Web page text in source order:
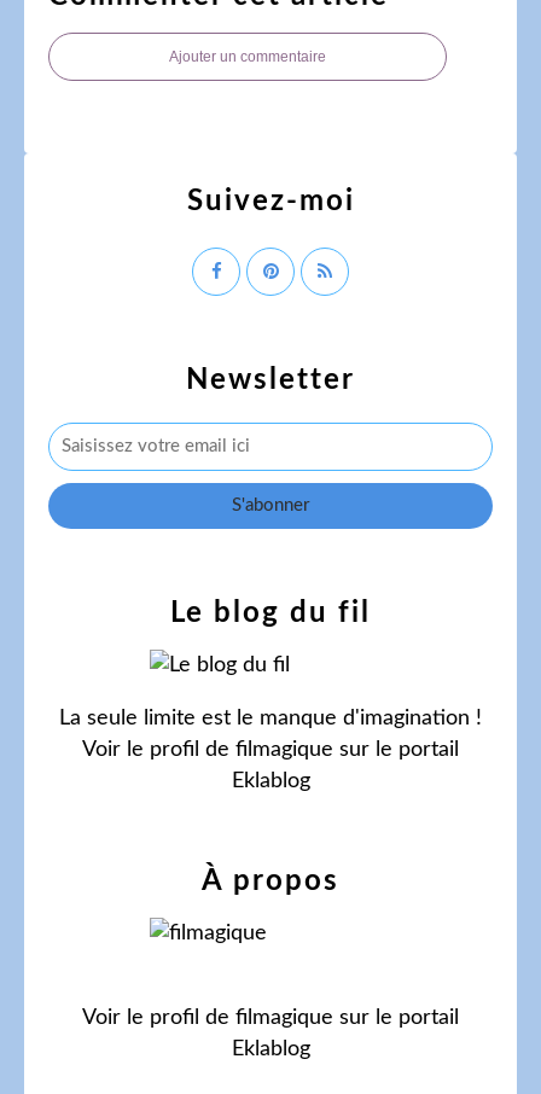
Ajouter un commentaire
Newsletter
Le blog du fil
La seule limite est le manque d'imagination !
Voir le profil de filmagique sur le portail
Eklablog
Suivez-moi
À propos
Voir le profil de filmagique sur le portail
Eklablog